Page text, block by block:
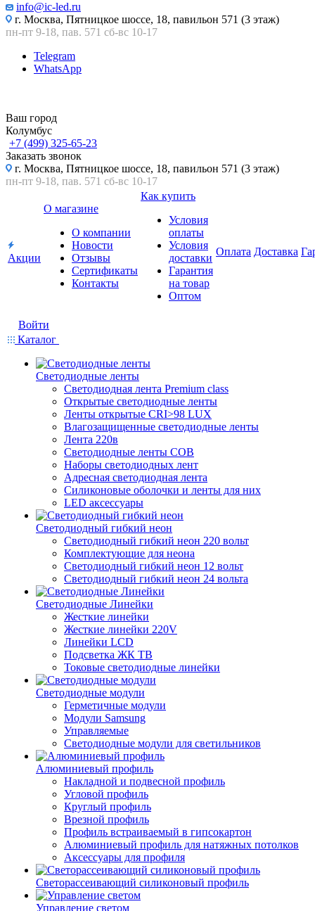
info@ic-led.ru
г. Москва, Пятницкое шоссе, 18, павильон 571 (3 этаж)
пн-пт 9-18, пав. 571 сб-вс 10-17
Telegram
WhatsApp
Ваш город
Колумбус
+7 (499) 325-65-23
Заказать звонок
г. Москва, Пятницкое шоссе, 18, павильон 571 (3 этаж)
пн-пт 9-18, пав. 571 сб-вс 10-17
Акции
О магазине
О компании
Новости
Отзывы
Сертификаты
Контакты
Как купить
Условия
оплаты
Условия
доставки
Гарантия
на товар
Оптом
Оплата Доставка
Войти
Каталог
Светодиодные ленты
Светодиодная лента Premium class
Открытые светодиодные ленты
Ленты открытые CRI>98 LUX
Влагозащищенные светодиодные ленты
Лента 220в
Светодиодные ленты COB
Наборы светодиодных лент
Адресная светодиодная лента
Силиконовые оболочки и ленты для них
LED аксессуары
Светодиодный гибкий неон
Светодиодный гибкий неон 220 вольт
Комплектующие для неона
Светодиодный гибкий неон 12 вольт
Светодиодный гибкий неон 24 вольта
Светодиодные Линейки
Жесткие линейки
Жесткие линейки 220V
Линейки LCD
Подсветка ЖК ТВ
Токовые светодиодные линейки
Светодиодные модули
Герметичные модули
Модули Samsung
Управляемые
Светодиодные модули для светильников
Алюминиевый профиль
Накладной и подвесной профиль
Угловой профиль
Круглый профиль
Врезной профиль
Профиль встраиваемый в гипсокартон
Алюминиевый профиль для натяжных потолков
Аксессуары для профиля
Светорассеивающий силиконовый профиль
Управление светом